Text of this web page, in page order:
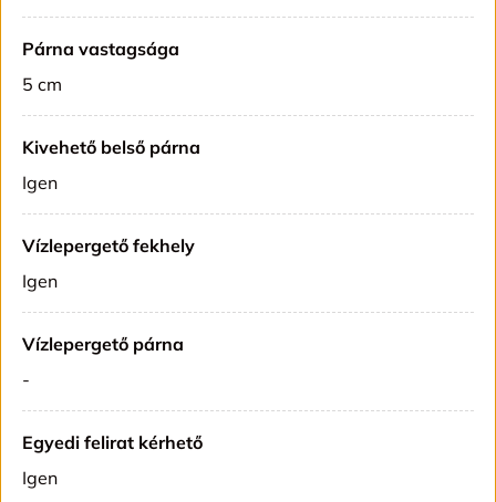
Párna vastagsága
5 cm
Kivehető belső párna
Igen
Vízlepergető fekhely
Igen
Vízlepergető párna
-
Egyedi felirat kérhető
Igen